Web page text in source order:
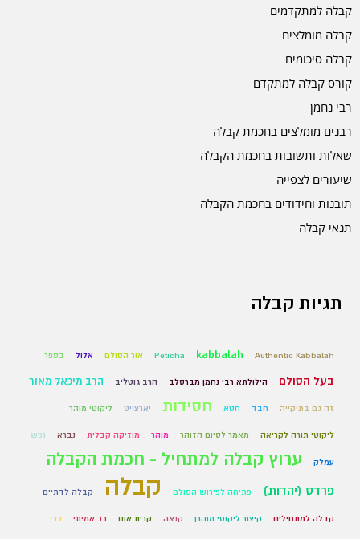
קבלה למתקדמים
קבלה מומלצים
קבלה סיכומים
קורס קבלה למתקדם
רבי נחמן
רבנים מומלצים בחכמת קבלה
שאלות ותשובות בחכמת הקבלה
שיעורים לצפייה
תובנות וחידודים בחכמת הקבלה
תנאי קבלה
תגיות קבלה
Authentic Kabbalah
kabbalah
Peticha אור הסולם אלול בספר
בעל הסולם הילולתא רבי נחמן מברסלב הרב גוטליב הרב מיכאל מאור
זה גם בתיקייה חבד חטא חסידות יארצייט ליקוטי מוהר
ליקוטי תורה לקריאה מאמר לסיום הזוהר מוהר מוזיקה קבלית נברא נפש
עמלק ערוץ קבלה למתחיל - חכמת הקבלה
פרדס (יהדות) פתיחה לפירוש הסולם קבלה קבלה לדתיים
קבלה למתחילים קיצור ליקוטי מוהרן קנאה קרית אונו רב אמיתי רבי